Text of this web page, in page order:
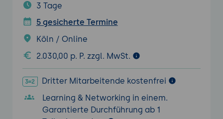
3 Tage
5 gesicherte Termine
Köln / Online
2.030,00 p. P. zzgl. MwSt.
Dritter Mitarbeitende kostenfrei
Learning & Networking in einem.
Garantierte Durchführung ab 1